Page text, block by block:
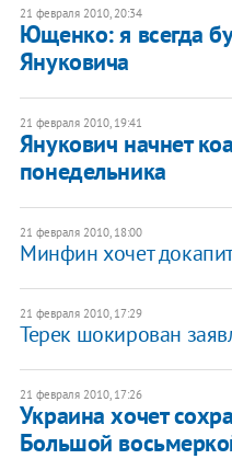
21 февраля 2010, 20:34
Ющенко: я всегда
Януковича
21 февраля 2010, 19:41
Янукович начнет
понедельника
21 февраля 2010, 18:00
Минфин хочет
21 февраля 2010, 17:29
Терек шокирован
21 февраля 2010, 17:26
Украина хочет
Большой